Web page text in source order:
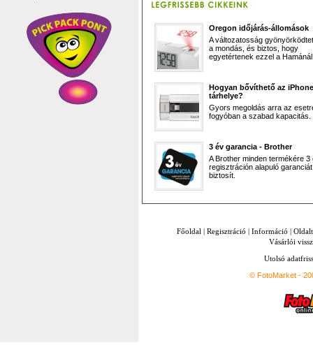
Oregon időjárás-állomások
A változatosság
a mondás, és biztos, hogy
egyetértenek ezzel a
Hogyan bővíthető az iPhone
tárhelye?
Gyors megoldás arra az
fogyóban a szabad kapacitás.
3 év garancia - Brother
A Brother minden termékére 3
regisztráción alapuló garanciát
biztosít.
Főoldal | Regisztráció | Információ |
Vásárlói
Utolsó
© FotoMarket -